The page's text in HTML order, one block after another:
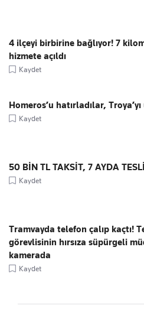
4 ilçeyi birbirine bağlıyor! 7
hizmete açıldı
Kaydet
Homeros’u hatırladılar,
Kaydet
50 BİN TL TAKSİT, 7 AYDA
Kaydet
Tramvayda telefon çalıp kaçtı!
görevlisinin hırsıza süpürgeli
kamerada
Kaydet